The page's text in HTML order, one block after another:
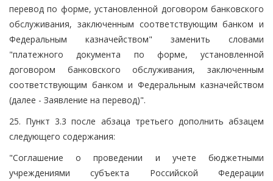
перевод по форме, установленной договором банковского
обслуживания, заключенным соответствующим банком и
Федеральным казначейством" заменить словами
"платежного документа по форме, установленной
договором банковского обслуживания, заключенным
соответствующим банком и Федеральным казначейством
(далее - Заявление на перевод)".
25. Пункт 3.3 после абзаца третьего дополнить абзацем
следующего содержания:
"Соглашение о проведении и учете бюджетными
учреждениями субъекта Российской Федерации